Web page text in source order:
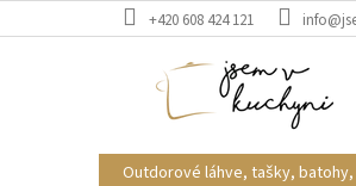
na
+420 608 424 121
Outdorové láhve, tašky,